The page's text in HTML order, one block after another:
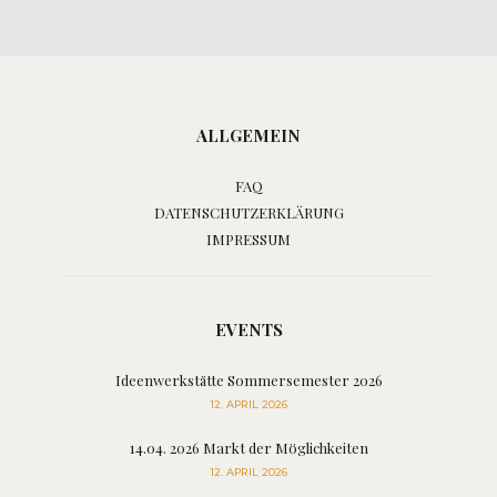
ALLGEMEIN
FAQ
DATENSCHUTZERKLÄRUNG
IMPRESSUM
EVENTS
Ideenwerkstätte Sommersemester 2026
12. APRIL 2026
14.04. 2026 Markt der Möglichkeiten
12. APRIL 2026